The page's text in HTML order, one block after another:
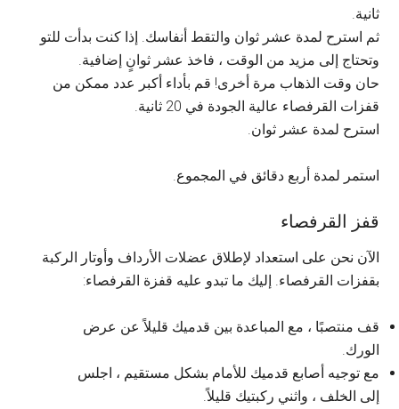
ثانية.
ثم استرح لمدة عشر ثوان والتقط أنفاسك. إذا كنت بدأت للتو
وتحتاج إلى مزيد من الوقت ، فاخذ عشر ثوانٍ إضافية.
حان وقت الذهاب مرة أخرى! قم بأداء أكبر عدد ممكن من
قفزات القرفصاء عالية الجودة في 20 ثانية.
استرح لمدة عشر ثوان.
استمر لمدة أربع دقائق في المجموع.
قفز القرفصاء
الآن نحن على استعداد لإطلاق عضلات الأرداف وأوتار الركبة
بقفزات القرفصاء. إليك ما تبدو عليه قفزة القرفصاء:
قف منتصبًا ، مع المباعدة بين قدميك قليلاً عن عرض
الورك.
مع توجيه أصابع قدميك للأمام بشكل مستقيم ، اجلس
إلى الخلف ، واثني ركبتيك قليلاً.